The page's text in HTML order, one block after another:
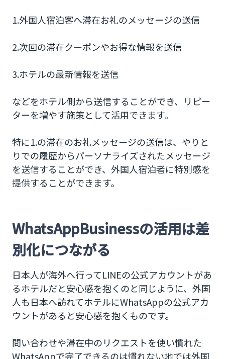
1.外国人宿泊客へ滞在お礼のメッセージの送信
2.次回の滞在クーポンやお得な情報を送信
3.ホテルの最新情報を送信
などをホテル側から送信することができ、リピー
ターを増やす施策として活用できます。
特に1.の滞在のお礼メッセージの送信は、やりと
りでの履歴からパーソナライズされたメッセージ
を送信することができ、外国人宿泊者に特別感を
提供することができます。
WhatsAppBusinessの活用は差
別化につながる
日本人が海外へ行ってLINEの公式アカウントがあ
るホテルだと安心感を抱くのと同じように、外国
人も日本へ訪れてホテルにWhatsAppの公式アカ
ウントがあると安心感を抱くものです。
問い合わせや滞在中のリクエストを使い慣れた
WhatsAppで完了できるのは慣れない地では外国